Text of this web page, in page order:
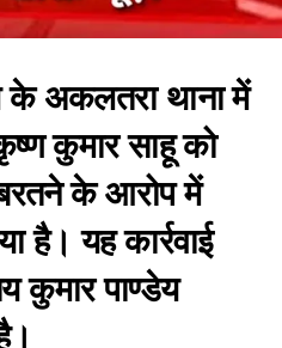
के अकलतरा थाना में
कुमार साहू को
बरतने के आरोप में
है। यह कार्रवाई
कुमार पाण्डेय